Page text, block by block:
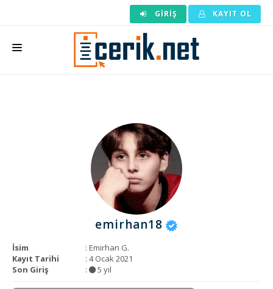
GIRIŞ KAYIT OL
KURUMSAL
emirhan18
İsim
: Emirhan G.
Kayıt Tarihi
: 4 Ocak 2021
Son Giriş
: 5 yıl